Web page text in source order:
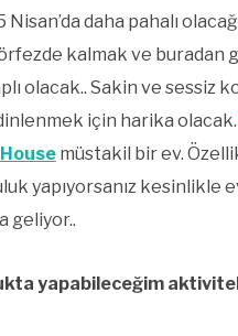
daha pahalı
kalmak ve buradan
olacak.. Sakin ve sessiz
dinlenmek için harika olacak.
müstakil bir ev.
yapıyorsanız kesinlikle
geliyor..
yapabileceğim